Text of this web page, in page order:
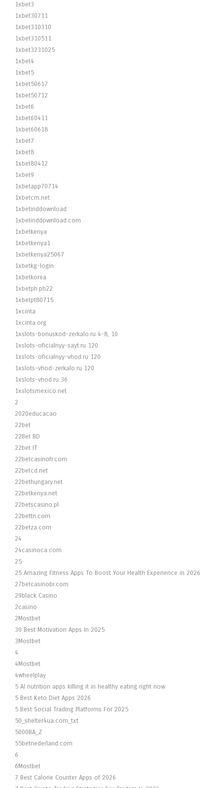
1xbet3
1xbet30711
1xbet310310
1xbet310511
1xbet3231025
1xbet4
1xbet5
1xbet50617
1xbet50712
1xbet6
1xbet60411
1xbet60618
1xbet7
1xbet8
1xbet80412
1xbet9
1xbetapp70714
1xbetcm.net
1xbetinddownload
1xbetinddownload.com
1xbetkenya
1xbetkenya1
1xbetkenya25067
1xbetkg-login
1xbetkorea
1xbetph.ph22
1xbetpt80715
1xcinta
1xcinta.org
1xslots-bonuskod-zerkalo.ru 4-8, 10
1xslots-oficialnyy-sayt.ru 120
1xslots-oficialnyy-vhod.ru 120
1xslots-vhod-zerkalo.ru 120
1xslots-vhod.ru 36
1xslotsmexico.net
2
2020educacao
22bet
22Bet BD
22bet IT
22betcasinofr.com
22betcd.net
22bethungary.net
22betkenya.net
22betscasino.pl
22bettn.com
22betza.com
24
24casinoca.com
25
25 Amazing Fitness Apps To Boost Your Health Experience in 2026
27betcasinobr.com
29black Casino
2casino
2Mostbet
30 Best Motivation Apps In 2025
3Mostbet
4
4Mostbet
4wheelplay
5 AI nutrition apps killing it in healthy eating right now
5 Best Keto Diet Apps 2026
5 Best Social Trading Platforms For 2025
50_shelter4ua.com_txt
5000BA_Z
55betnederland.com
6
6Mostbet
7 Best Calorie Counter Apps of 2026